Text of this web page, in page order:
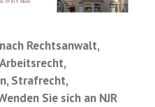
Rechtsanwalt,
Strafrecht,
Sie sich an NJR